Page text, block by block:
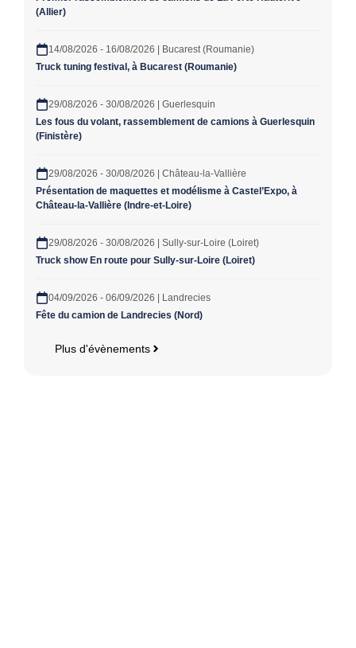
(Allier)
14/08/2026 - 16/08/2026 | Bucarest (Roumanie)
Truck tuning festival, à Bucarest (Roumanie)
29/08/2026 - 30/08/2026 | Guerlesquin
Les fous du volant, rassemblement de camions à Guerlesquin
(Finistère)
29/08/2026 - 30/08/2026 | Château-la-Vallière
Présentation de maquettes et modélisme à Castel’Expo, à
Château-la-Vallière (Indre-et-Loire)
29/08/2026 - 30/08/2026 | Sully-sur-Loire (Loiret)
Truck show En route pour Sully-sur-Loire (Loiret)
04/09/2026 - 06/09/2026 | Landrecies
Fête du camion de Landrecies (Nord)
Plus d'évènements